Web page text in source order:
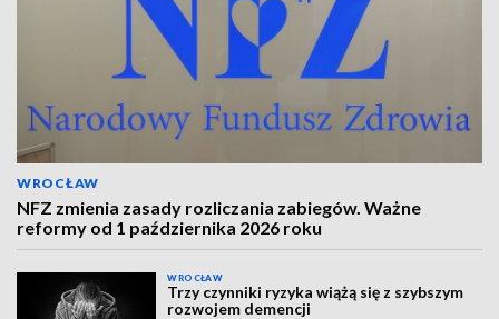
WROCŁAW
NFZ zmienia zasady rozliczania zabiegów. Ważne
reformy od 1 października 2026 roku
WROCŁAW
Trzy czynniki ryzyka wiążą się z szybszym
rozwojem demencji